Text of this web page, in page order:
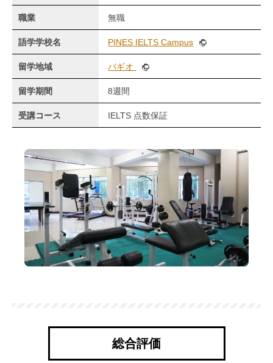
職業 無職
語学学校名 PINES IELTS Campus
留学地域 バギオ
留学期間 8週間
受講コース IELTS 点数保証
総合評価